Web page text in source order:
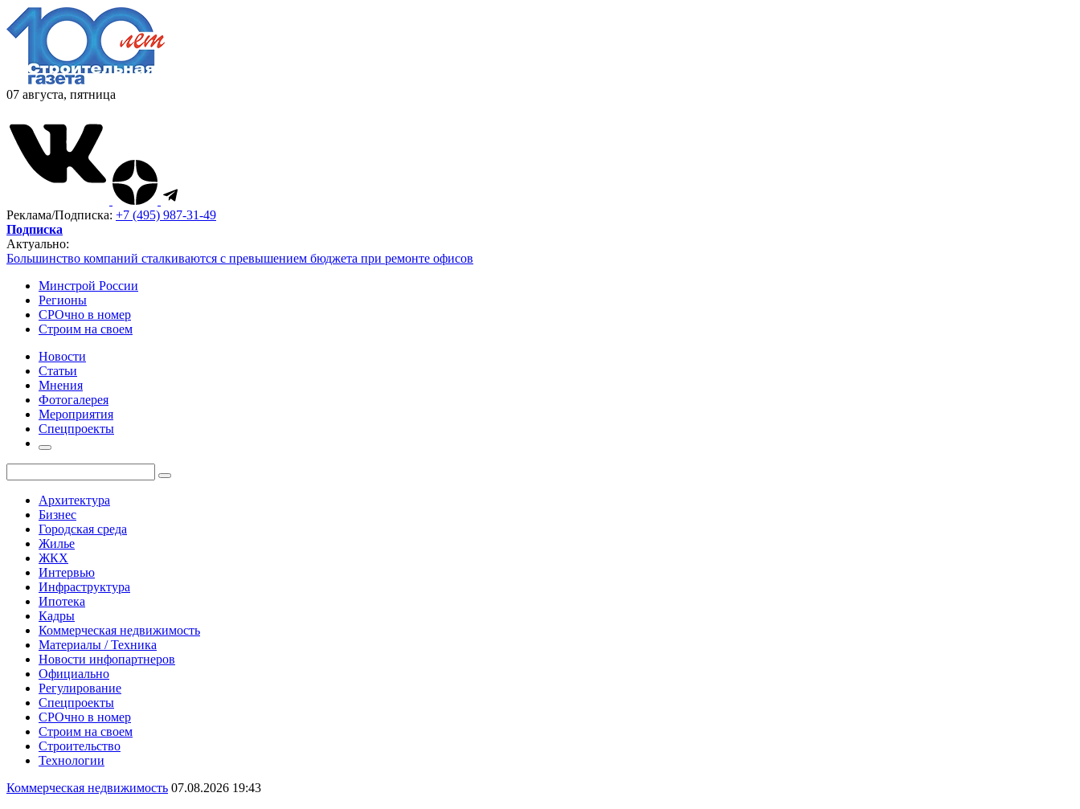
07 августа, пятница
Реклама/Подписка: +7 (495) 987-31-49
Подписка
Актуально:
Большинство компаний сталкиваются с превышением бюджета при ремонте офисов
Минстрой России
Регионы
СРОчно в номер
Строим на своем
Новости
Статьи
Мнения
Фотогалерея
Мероприятия
Спецпроекты
Архитектура
Бизнес
Городская среда
Жилье
ЖКХ
Интервью
Инфраструктура
Ипотека
Кадры
Коммерческая недвижимость
Материалы / Техника
Новости инфопартнеров
Официально
Регулирование
Спецпроекты
СРОчно в номер
Строим на своем
Строительство
Технологии
Коммерческая недвижимость 07.08.2026 19:43